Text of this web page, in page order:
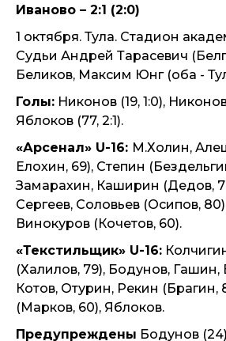
Иваново – 2:1 (2:0)
1 октября. Тула. Стадион
Судьи Андрей Тарасевич
Беликов, Максим Юнг (оба -
Голы: Никонов (19, 1:0),
Яблоков (77, 2:1).
«Арсенал» U-16: М.Холин,
Елохин, 69), Степин
Замарахин, Каширин (Дедов,
Сергеев, Соловьев (Осипов,
Винокуров (Кочетов, 60).
«Текстильщик» U-16:
(Халилов, 79), Бодунов, Гашин,
Котов, Отурин, Рекин (Брагин,
(Марков, 60), Яблоков.
Предупреждены Бодунов